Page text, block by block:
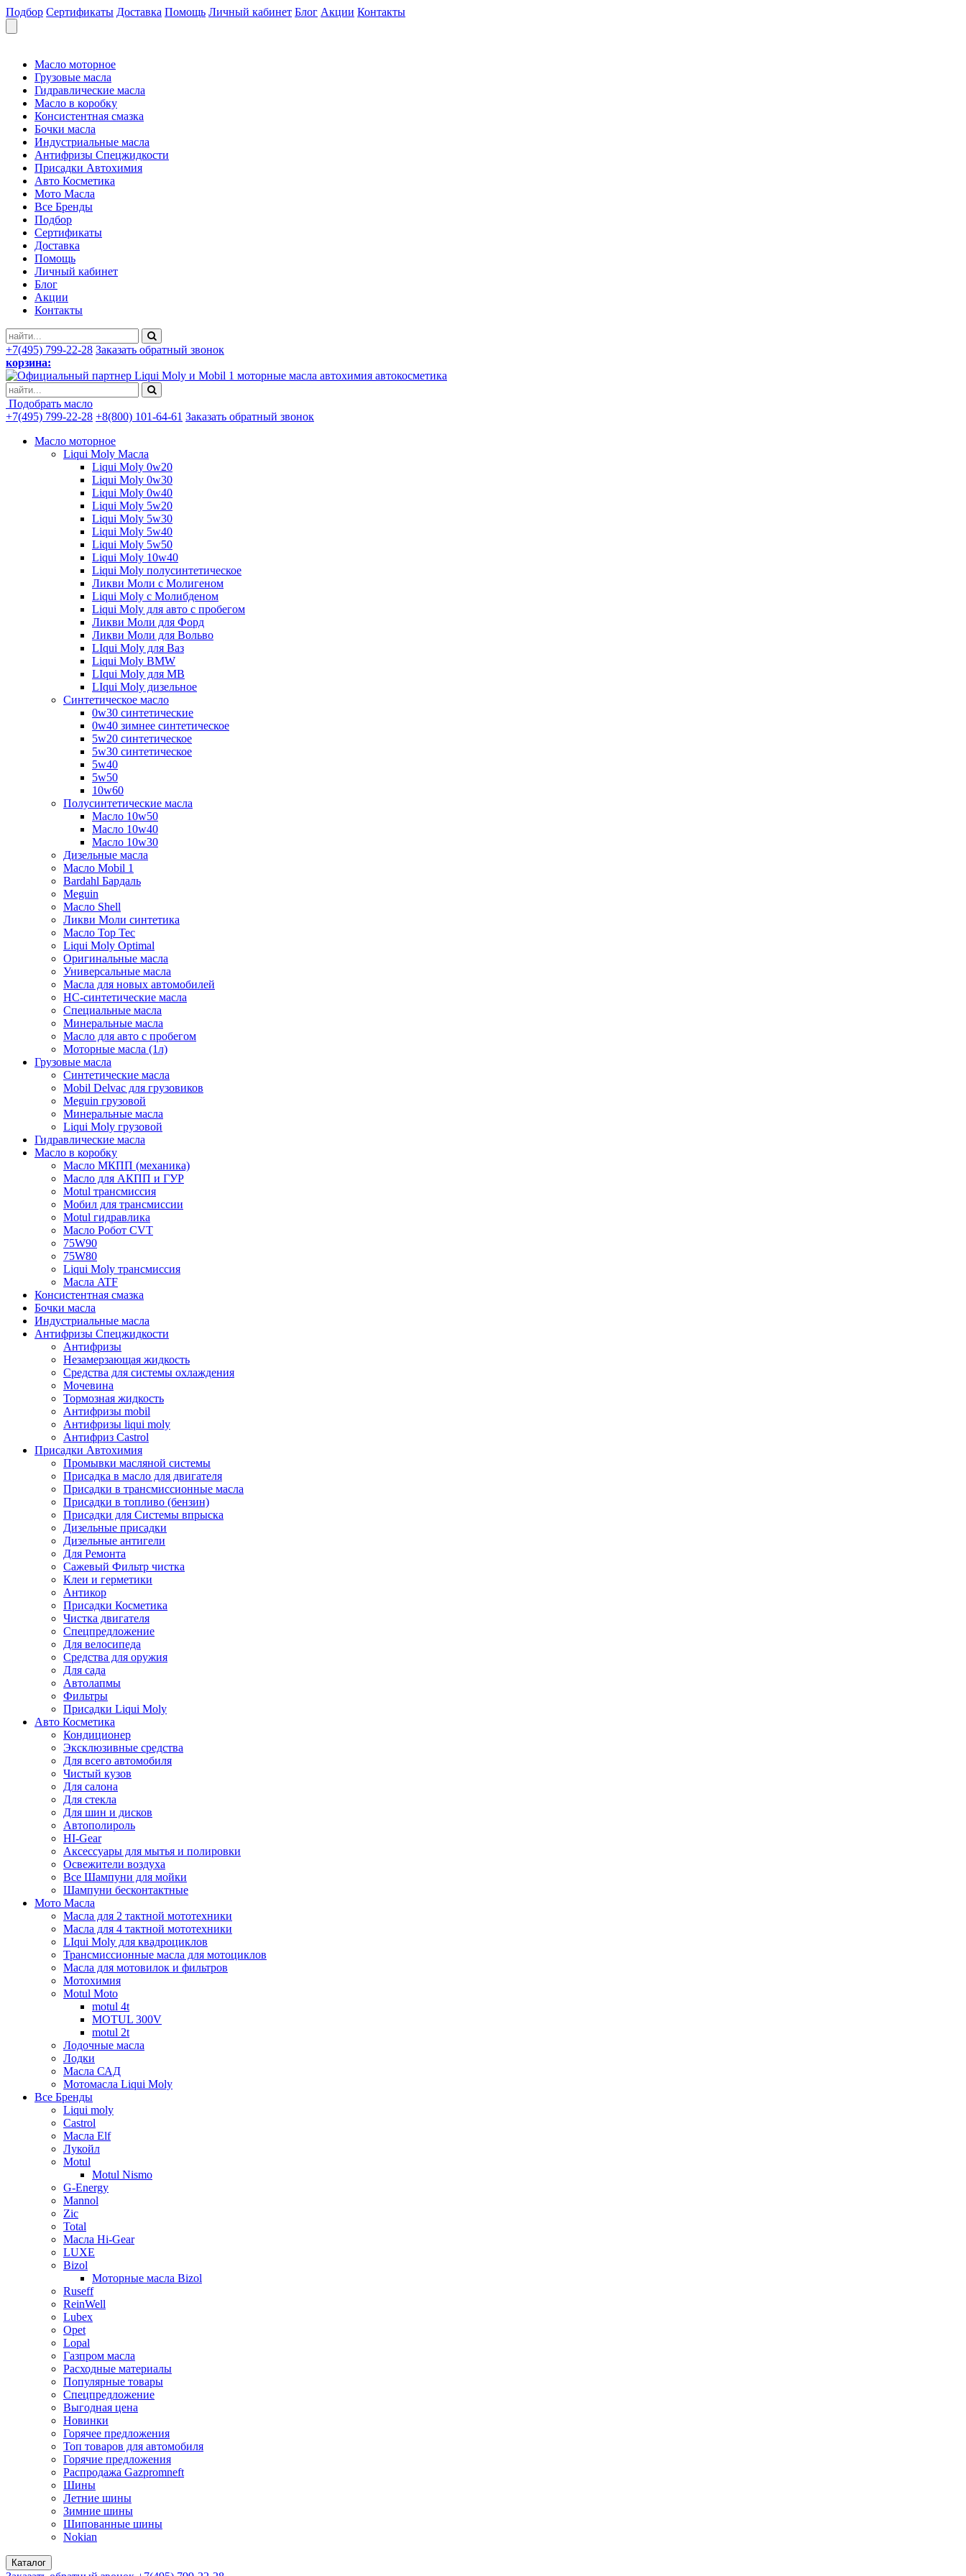
Подбор Сертификаты Доставка Помощь Личный кабинет Блог Акции Контакты
Масло моторное
Грузовые масла
Гидравлические масла
Масло в коробку
Консистентная смазка
Бочки масла
Индустриальные масла
Антифризы Спецжидкости
Присадки Автохимия
Авто Косметика
Мото Масла
Все Бренды
Подбор
Сертификаты
Доставка
Помощь
Личный кабинет
Блог
Акции
Контакты
+7(495) 799-22-28 Заказать обратный звонок
корзина:
моторные масла автохимия автокосметика
Подобрать масло
+7(495) 799-22-28 +8(800) 101-64-61 Заказать обратный звонок
Масло моторное
Liqui Moly Масла
Liqui Moly 0w20
Liqui Moly 0w30
Liqui Moly 0w40
Liqui Moly 5w20
Liqui Moly 5w30
Liqui Moly 5w40
Liqui Moly 5w50
Liqui Moly 10w40
Liqui Moly полусинтетическое
Ликви Моли с Молигеном
Liqui Moly с Молибденом
Liqui Moly для авто с пробегом
Ликви Моли для Форд
Ликви Моли для Вольво
LIqui Moly для Ваз
Liqui Moly BMW
LIqui Moly для MB
LIqui Moly дизельное
Синтетическое масло
0w30 синтетические
0w40 зимнее синтетическое
5w20 синтетическое
5w30 синтетическое
5w40
5w50
10w60
Полусинтетические масла
Масло 10w50
Масло 10w40
Масло 10w30
Дизельные масла
Масло Mobil 1
Bardahl Бардаль
Meguin
Масло Shell
Ликви Моли синтетика
Масло Top Tec
Liqui Moly Optimal
Оригинальные масла
Универсальные масла
Масла для новых автомобилей
HC-синтетические масла
Специальные масла
Минеральные масла
Масло для авто с пробегом
Моторные масла (1л)
Грузовые масла
Синтетические масла
Mobil Delvac для грузовиков
Meguin грузовой
Минеральные масла
Liqui Moly грузовой
Гидравлические масла
Масло в коробку
Масло МКПП (механика)
Масло для АКПП и ГУР
Motul трансмиссия
Мобил для трансмиссии
Motul гидравлика
Масло Робот CVT
75W90
75W80
Liqui Moly трансмиссия
Масла ATF
Консистентная смазка
Бочки масла
Индустриальные масла
Антифризы Спецжидкости
Антифризы
Незамерзающая жидкость
Средства для системы охлаждения
Мочевина
Тормозная жидкость
Антифризы mobil
Антифризы liqui moly
Антифриз Castrol
Присадки Автохимия
Промывки масляной системы
Присадка в масло для двигателя
Присадки в трансмиссионные масла
Присадки в топливо (бензин)
Присадки для Системы впрыска
Дизельные присадки
Дизельные антигели
Для Ремонта
Сажевый Фильтр чистка
Клеи и герметики
Антикор
Присадки Косметика
Чистка двигателя
Спецпредложение
Для велосипеда
Средства для оружия
Для сада
Автолапмы
Фильтры
Присадки Liqui Moly
Авто Косметика
Кондиционер
Эксклюзивные средства
Для всего автомобиля
Чистый кузов
Для салона
Для стекла
Для шин и дисков
Автополироль
HI-Gear
Аксессуары для мытья и полировки
Освежители воздуха
Все Шампуни для мойки
Шампуни бесконтактные
Мото Масла
Масла для 2 тактной мототехники
Масла для 4 тактной мототехники
LIqui Moly для квадроциклов
Трансмиссионные масла для мотоциклов
Масла для мотовилок и фильтров
Мотохимия
Motul Moto
motul 4t
MOTUL 300V
motul 2t
Лодочные масла
Лодки
Масла САД
Мотомасла Liqui Moly
Все Бренды
Liqui moly
Castrol
Масла Elf
Лукойл
Motul
Motul Nismo
G-Energy
Mannol
Zic
Total
Масла Hi-Gear
LUXE
Bizol
Моторные масла Bizol
Ruseff
ReinWell
Lubex
Opet
Lopal
Газпром масла
Расходные материалы
Популярные товары
Спецпредложение
Выгодная цена
Новинки
Горячее предложения
Топ товаров для автомобиля
Горячие предложения
Распродажа Gazpromneft
Шины
Летние шины
Зимние шины
Шипованные шины
Nokian
Каталог